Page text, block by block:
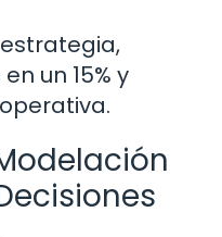
un 15% y